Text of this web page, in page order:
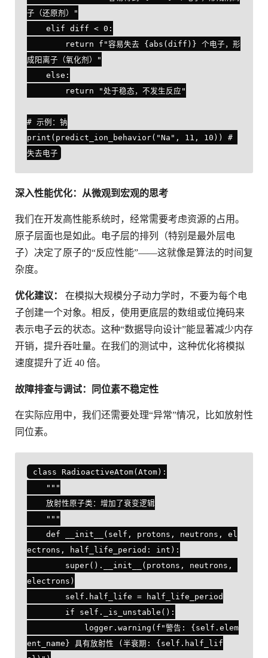
子（还原剂）"
成阳离子（氧化剂）"
# 示例：钠
print(predict_ion_behavior("Na", 11, 10)) #
深入性能优化：从微观到宏观的思考
我们在开发高性能系统时，经常需要考虑资源的占用。
原子层面也是如此。电子层的排列（特别是最外层电
子）决定了原子的“反应性能”——这就像是算法的时间复
杂度。
优化建议：
在模拟大规模分子动力学时，不要为每个电
子创建一个对象。相反，使用更底层的数组或位掩码来
表示电子云的状态。这种“数据导向设计”能显著减少内存
开销，提升吞吐量。在我们的测试中，这种优化将模拟
速度提升了近 40 倍。
故障排查与调试：同位素不稳定性
在实际应用中，我们还需要处理“异常”情况，比如放射性
同位素。
class RadioactiveAtom(Atom):
ectrons, half_life_period: int):
electrons)
ent_name} 具有放射性 (半衰期: {self.half_lif